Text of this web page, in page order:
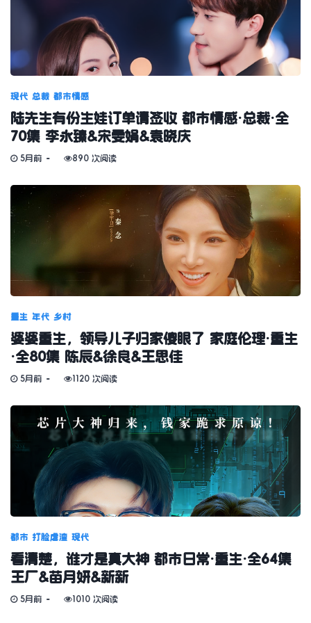
现代 总裁 都市情感
陆先生有份生娃订单请签收 都市情感·总裁·全
70集 李永臻&宋雯娟&袁晓庆
5月前 890 次阅读
重生 年代 乡村
婆婆重生，领导儿子归家傻眼了 家庭伦理·重生
·全80集 陈辰&徐良&王思佳
5月前 1120 次阅读
都市 打脸虐渣 现代
看清楚，谁才是真大神 都市日常·重生·全64集
王厂&苗月妍&新新
5月前 1010 次阅读